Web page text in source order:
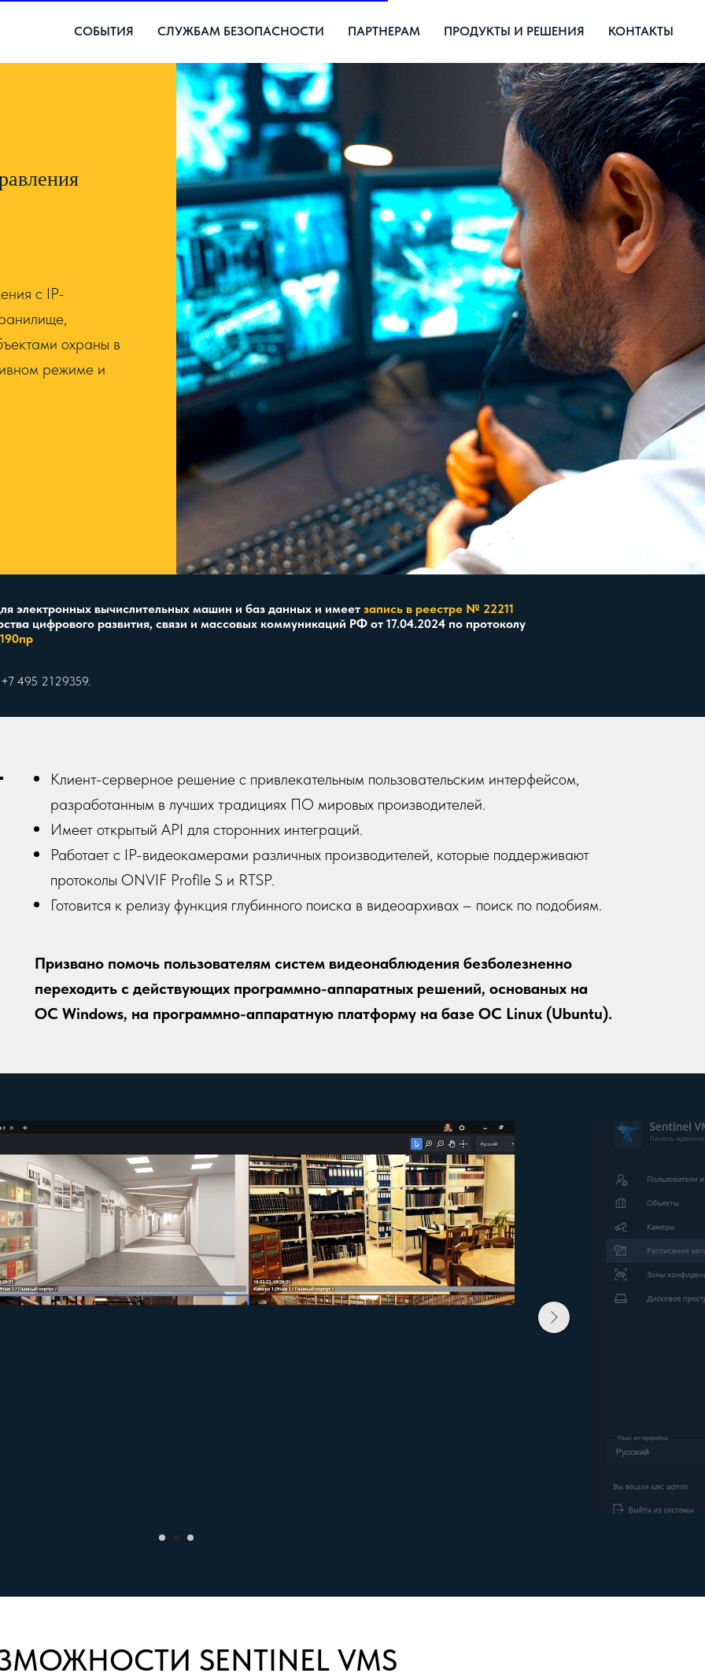
СОБЫТИЯ СЛУЖБАМ БЕЗОПАСНОСТИ ПАРТНЕРАМ ПРОДУКТЫ И РЕШЕНИЯ КОНТАКТЫ
с IP-
охраны в
режиме и
электронных вычислительных машин и баз данных и имеет запись в реестре № 22211
цифрового развития, связи и массовых коммуникаций РФ от 17.04.2024 по протоколу
+7 495 2129359.
Клиент-серверное решение с привлекательным пользовательским интерфейсом,
разработанным в лучших традициях ПО мировых производителей.
Имеет открытый API для сторонних интеграций.
Работает с IP-видеокамерами различных производителей, которые поддерживают
протоколы ONVIF Profile S и RTSP.
Готовится к релизу функция глубинного поиска в видеоархивах – поиск по подобиям.
Призвано помочь пользователям систем видеонаблюдения безболезненно
переходить с действующих программно-аппаратных решений, основаных на
ОС Windows, на программно-аппаратную платформу на базе ОС Linux (Ubuntu).
SENTINEL VMS